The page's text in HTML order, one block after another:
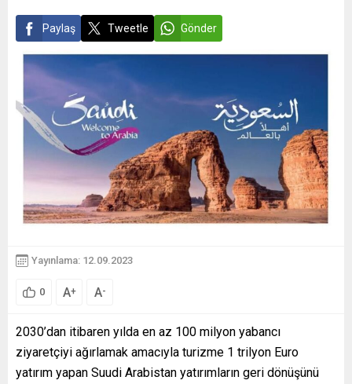
Paylaş Tweetle Gönder
Yayınlama: 12.09.2023
0 A+ A-
2030’dan itibaren yılda en az 100 milyon yabancı
ziyaretçiyi ağırlamak amacıyla turizme 1 trilyon Euro
yatırım yapan Suudi Arabistan yatırımların geri dönüşünü